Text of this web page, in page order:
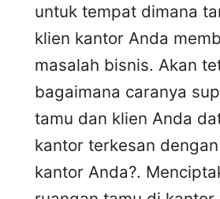
untuk tempat dimana
klien kantor Anda
masalah bisnis. Akan
bagaimana caranya
tamu dan klien Anda
kantor terkesan
kantor Anda?.